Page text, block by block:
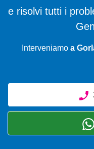
e risolvi tutti i
Interveniamo a